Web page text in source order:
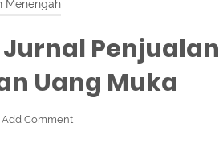
Menengah
Uang Muka
Add Comment